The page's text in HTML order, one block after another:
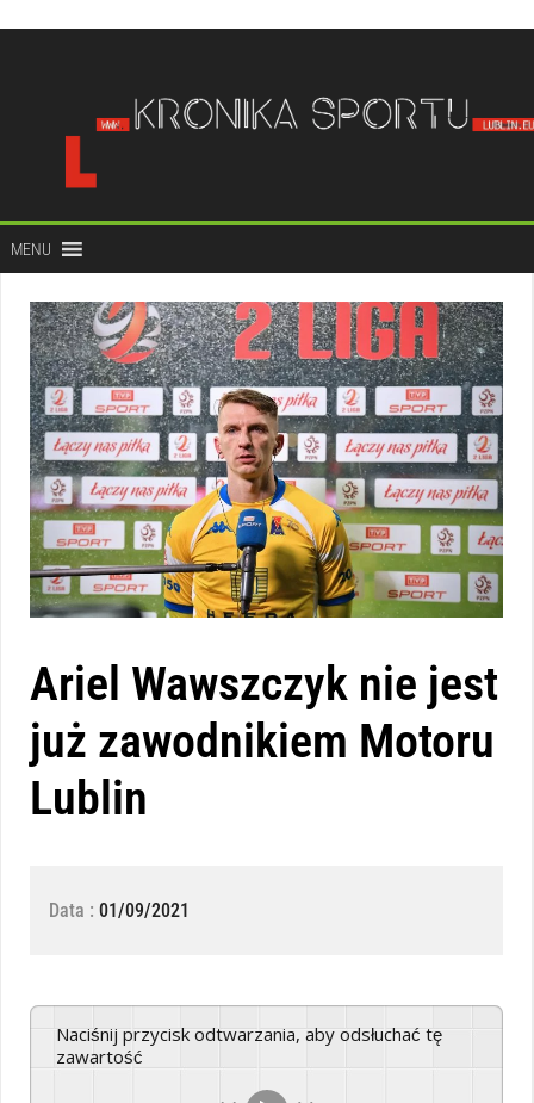
treści
MENU
Ariel Wawszczyk nie jest
już zawodnikiem Motoru
Lublin
Data : 01/09/2021
Naciśnij przycisk odtwarzania, aby odsłuchać tę
zawartość